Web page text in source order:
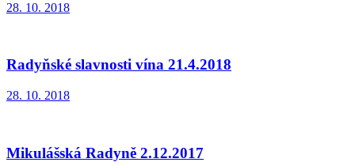
28. 10. 2018
Radyňské slavnosti vína 21.4.2018
28. 10. 2018
Mikulášská Radyně 2.12.2017